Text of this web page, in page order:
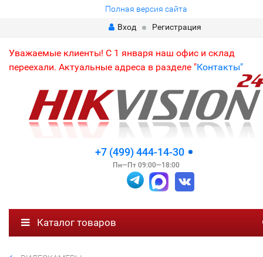
Полная версия сайта
Вход
Регистрация
Уважаемые клиенты! С 1 января наш офис и склад
переехали. Актуальные адреса в разделе "Контакты"
+7 (499) 444-14-30
Пн—Пт 09:00—18:00
Каталог товаров